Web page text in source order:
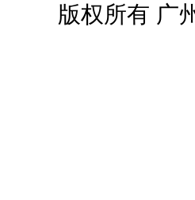
版权所有 广